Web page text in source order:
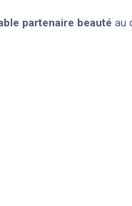
partenaire beauté au